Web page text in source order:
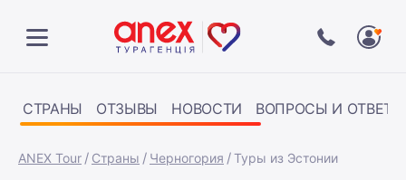
СТРАНЫ ОТЗЫВЫ НОВОСТИ ВОПРОСЫ И ОТВЕТЫ
ANEX Tour Страны Черногория Туры из Эстонии